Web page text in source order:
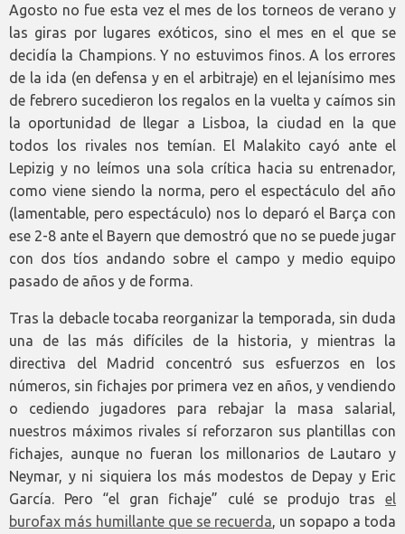
Agosto no fue esta vez el mes de los torneos de verano y
las giras por lugares exóticos, sino el mes en el que se
decidía la Champions. Y no estuvimos finos. A los errores
de la ida (en defensa y en el arbitraje) en el lejanísimo mes
de febrero sucedieron los regalos en la vuelta y caímos sin
la oportunidad de llegar a Lisboa, la ciudad en la que
todos los rivales nos temían. El Malakito cayó ante el
Lepizig y no leímos una sola crítica hacia su entrenador,
como viene siendo la norma, pero el espectáculo del año
(lamentable, pero espectáculo) nos lo deparó el Barça con
ese 2-8 ante el Bayern que demostró que no se puede jugar
con dos tíos andando sobre el campo y medio equipo
pasado de años y de forma.
Tras la debacle tocaba reorganizar la temporada, sin duda
una de las más difíciles de la historia, y mientras la
directiva del Madrid concentró sus esfuerzos en los
números, sin fichajes por primera vez en años, y vendiendo
o cediendo jugadores para rebajar la masa salarial,
nuestros máximos rivales sí reforzaron sus plantillas con
fichajes, aunque no fueran los millonarios de Lautaro y
Neymar, y ni siquiera los más modestos de Depay y Eric
García. Pero “el gran fichaje” culé se produjo tras el
burofax más humillante que se recuerda, un sopapo a toda